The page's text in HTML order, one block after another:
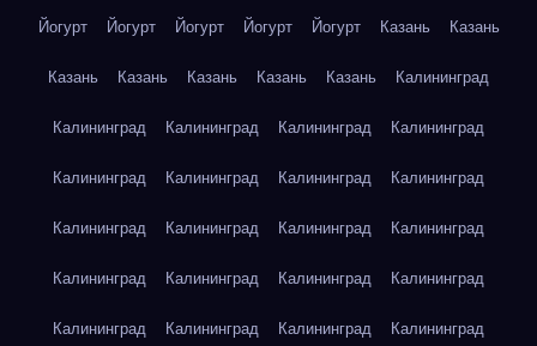
Йогурт Йогурт Йогурт Йогурт Йогурт Казань Казань
Казань Казань Казань Казань Казань Калининград
Калининград Калининград Калининград Калининград
Калининград Калининград Калининград Калининград
Калининград Калининград Калининград Калининград
Калининград Калининград Калининград Калининград
Калининград Калининград Калининград Калининград